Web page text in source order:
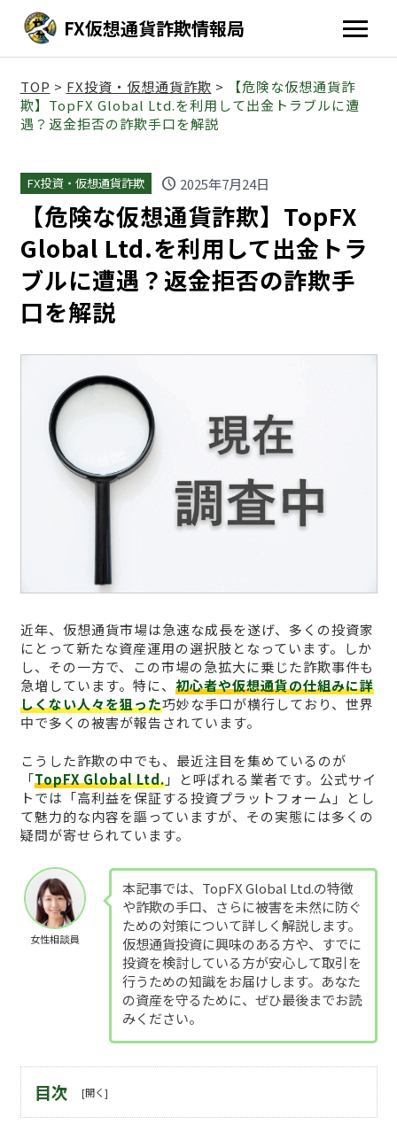
FX仮想通貨詐欺情報局
TOP > FX投資・仮想通貨詐欺 >
【危険な仮想通貨詐
欺】TopFX Global Ltd.を利用して出金トラブルに遭
遇？返金拒否の詐欺手口を解説
FX投資・仮想通貨詐欺 schedule 2025年7月24日
【危険な仮想通貨詐欺】TopFX
Global Ltd.を利用して出金トラ
ブルに遭遇？返金拒否の詐欺手
口を解説
近年、仮想通貨市場は急速な成長を遂げ、多くの投資家
にとって新たな資産運用の選択肢となっています。しか
し、その一方で、この市場の急拡大に乗じた詐欺事件も
急増しています。特に、 初心者や仮想通貨の仕組みに詳
しくない人々を狙った巧妙な手口が横行しており、世界
中で多くの被害が報告されています。
こうした詐欺の中でも、最近注目を集めているのが
「TopFX Global Ltd.」と呼ばれる業者です。公式サイ
トでは「高利益を保証する投資プラットフォーム」とし
て魅力的な内容を謳っていますが、その実態には多くの
疑問が寄せられています。
女性相談員
本記事では、TopFX Global Ltd.の特徴
や詐欺の手口、さらに被害を未然に防ぐ
ための対策について詳しく解説します。
仮想通貨投資に興味のある方や、すでに
投資を検討している方が安心して取引を
行うための知識をお届けします。あなた
の資産を守るために、ぜひ最後までお読
みください。
目次